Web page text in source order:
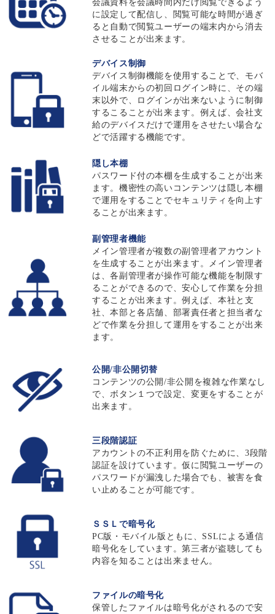
会議資料を会議時間内だけ閲覧できるよう
に設定して配信し、閲覧可能な時間が過ぎ
ると自動で閲覧ユーザーの端末内から消去
させることが出来ます。
デバイス制御
デバイス制御機能を使用することで、モバ
イル端末からの初回ログイン時に、その端
末以外で、ログインが出来ないように制御
するこることが出来ます。例えば、会社支
給のデバイスだけで運用をさせたい場合な
どで活躍する機能です。
隠し本棚
パスワード付の本棚を生成することが出来
ます。機密性の高いコンテンツは隠し本棚
で運用をすることでセキュリティを向上す
ることが出来ます。
副管理者機能
メイン管理者が複数の副管理者アカウント
を生成することが出来ます。メイン管理者
は、各副管理者が操作可能な機能を制限す
ることができるので、安心して作業を分担
することが出来ます。例えば、本社と支
社、本部と各店舗、部署責任者と担当者な
どで作業を分担して運用をすることが出来
ます。
公開/非公開切替
コンテンツの公開/非公開を複雑な作業なし
で、ボタン１つで設定、変更をすることが
出来ます。
三段階認証
アカウントの不正利用を防ぐために、3段階
認証を設けています。仮に閲覧ユーザーの
パスワードが漏洩した場合でも、被害を食
い止めることが可能です。
ＳＳＬで暗号化
PC版・モバイル版ともに、SSLによる通信
暗号化をしています。第三者が盗聴しても
内容を知ることは出来ません。
ファイルの暗号化
保管したファイルは暗号化がされるので安